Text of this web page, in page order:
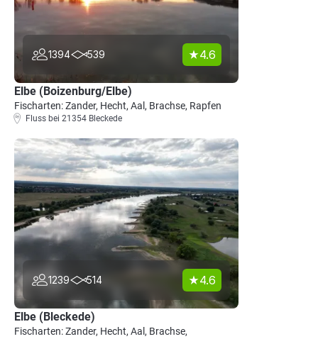
1394 539 4.6
Elbe (Boizenburg/Elbe)
Fischarten: Zander, Hecht, Aal, Brachse, Rapfen
Fluss bei 21354 Bleckede
1239 514 4.6
Elbe (Bleckede)
Fischarten: Zander, Hecht, Aal, Brachse,